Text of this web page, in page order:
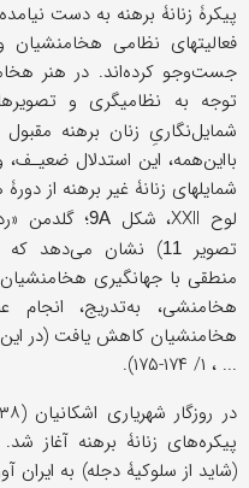
پیکرۀ زنانۀ برهنه به دست
فعالیتهای نظامی
جست‌وجو کرده‌اند. در هنر
توجه به نظامیگری و
شمایل‌نگاریِ زنان برهنه
بااین‌همه، این استدلال
شمایلهای زنانۀ غیر برهنه از
لوح XXII، شکل
9A؛ گلدمن «
تصویر
11) نشان می‌دهد که
منطقی با جهانگیری هخامنشیان
هخامنشی، به‌تدریج،
هخامنشیان کاهش یافت (در این
... ، ۱/ ۱۷۴-۱۷۵).
پیکره‌های زنانۀ برهنه آغاز
(شاید از سلوکیۀ دجله) به ایران